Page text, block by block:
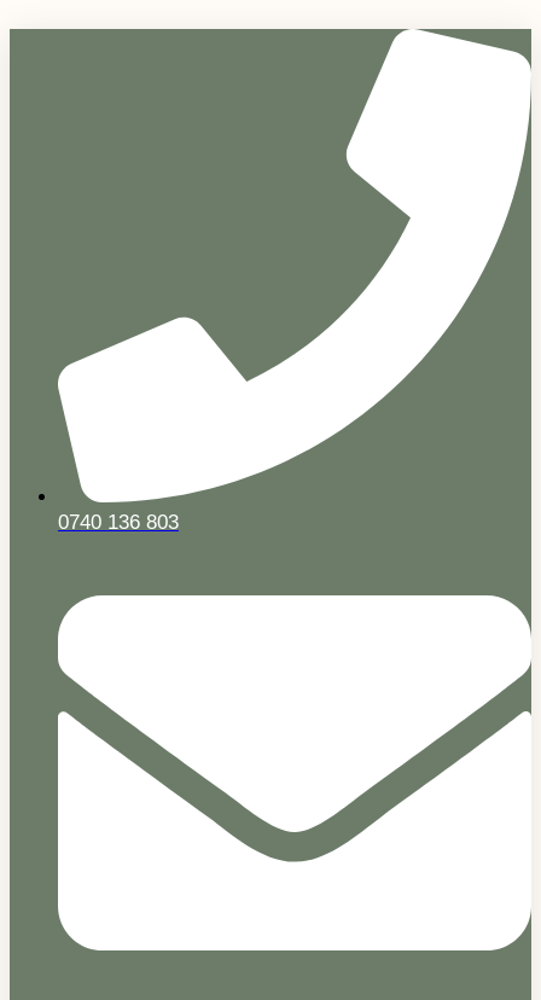
0740 136 803